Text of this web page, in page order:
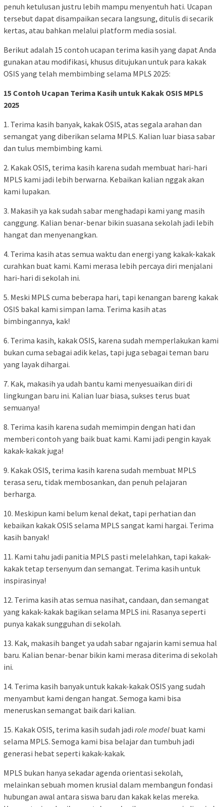
penuh ketulusan justru lebih mampu menyentuh hati. Ucapan
tersebut dapat disampaikan secara langsung, ditulis di secarik
kertas, atau bahkan melalui platform media sosial.
Berikut adalah 15 contoh ucapan terima kasih yang dapat Anda
gunakan atau modifikasi, khusus ditujukan untuk para kakak
OSIS yang telah membimbing selama MPLS 2025:
15 Contoh Ucapan Terima Kasih untuk Kakak OSIS MPLS
2025
1. Terima kasih banyak, kakak OSIS, atas segala arahan dan
semangat yang diberikan selama MPLS. Kalian luar biasa sabar
dan tulus membimbing kami.
2. Kakak OSIS, terima kasih karena sudah membuat hari-hari
MPLS kami jadi lebih berwarna. Kebaikan kalian nggak akan
kami lupakan.
3. Makasih ya kak sudah sabar menghadapi kami yang masih
canggung. Kalian benar-benar bikin suasana sekolah jadi lebih
hangat dan menyenangkan.
4. Terima kasih atas semua waktu dan energi yang kakak-kakak
curahkan buat kami. Kami merasa lebih percaya diri menjalani
hari-hari di sekolah ini.
5. Meski MPLS cuma beberapa hari, tapi kenangan bareng kakak
OSIS bakal kami simpan lama. Terima kasih atas
bimbingannya, kak!
6. Terima kasih, kakak OSIS, karena sudah memperlakukan kami
bukan cuma sebagai adik kelas, tapi juga sebagai teman baru
yang layak dihargai.
7. Kak, makasih ya udah bantu kami menyesuaikan diri di
lingkungan baru ini. Kalian luar biasa, sukses terus buat
semuanya!
8. Terima kasih karena sudah memimpin dengan hati dan
memberi contoh yang baik buat kami. Kami jadi pengin kayak
kakak-kakak juga!
9. Kakak OSIS, terima kasih karena sudah membuat MPLS
terasa seru, tidak membosankan, dan penuh pelajaran
berharga.
10. Meskipun kami belum kenal dekat, tapi perhatian dan
kebaikan kakak OSIS selama MPLS sangat kami hargai. Terima
kasih banyak!
11. Kami tahu jadi panitia MPLS pasti melelahkan, tapi kakak-
kakak tetap tersenyum dan semangat. Terima kasih untuk
inspirasinya!
12. Terima kasih atas semua nasihat, candaan, dan semangat
yang kakak-kakak bagikan selama MPLS ini. Rasanya seperti
punya kakak sungguhan di sekolah.
13. Kak, makasih banget ya udah sabar ngajarin kami semua hal
baru. Kalian benar-benar bikin kami merasa diterima di sekolah
ini.
14. Terima kasih banyak untuk kakak-kakak OSIS yang sudah
menyambut kami dengan hangat. Semoga kami bisa
meneruskan semangat baik dari kalian.
15. Kakak OSIS, terima kasih sudah jadi role model buat kami
selama MPLS. Semoga kami bisa belajar dan tumbuh jadi
generasi hebat seperti kakak-kakak.
MPLS bukan hanya sekadar agenda orientasi sekolah,
melainkan sebuah momen krusial dalam membangun fondasi
hubungan awal antara siswa baru dan kakak kelas mereka.